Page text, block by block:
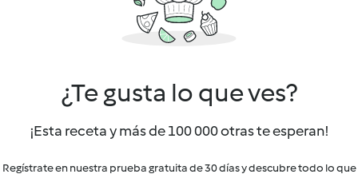
¿Te gusta lo que ves?
¡Esta receta y más de 100 000 otras te esperan!
Regístrate en nuestra prueba gratuita de 30 días y descubre todo lo que